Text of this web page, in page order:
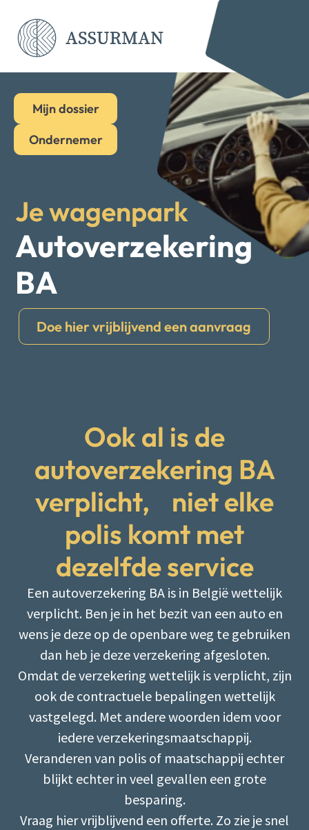
Mijn dossier
Ondernemer
Je wagenpark
Autoverzekering
BA
Doe hier vrijblijvend een aanvraag
Ook al is de
autoverzekering BA
verplicht, niet elke
polis komt met
dezelfde service
Een autoverzekering BA is in België wettelijk
verplicht. Ben je in het bezit van een auto en
wens je deze op de openbare weg te gebruiken
dan heb je deze verzekering afgesloten.
Omdat de verzekering wettelijk is verplicht, zijn
ook de contractuele bepalingen wettelijk
vastgelegd. Met andere woorden idem voor
iedere verzekeringsmaatschappij.
Veranderen van polis of maatschappij echter
blijkt echter in veel gevallen een grote
besparing.
Vraag hier vrijblijvend een offerte. Zo zie je snel